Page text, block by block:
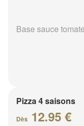
Base sauce
Pizza 4 saisons
Dès 12.95 €